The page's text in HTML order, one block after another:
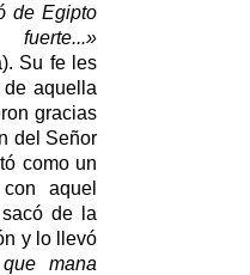
de Egipto
Su fe les
aquella
gracias
del Señor
como un
aquel
de la
y lo llevó
mana